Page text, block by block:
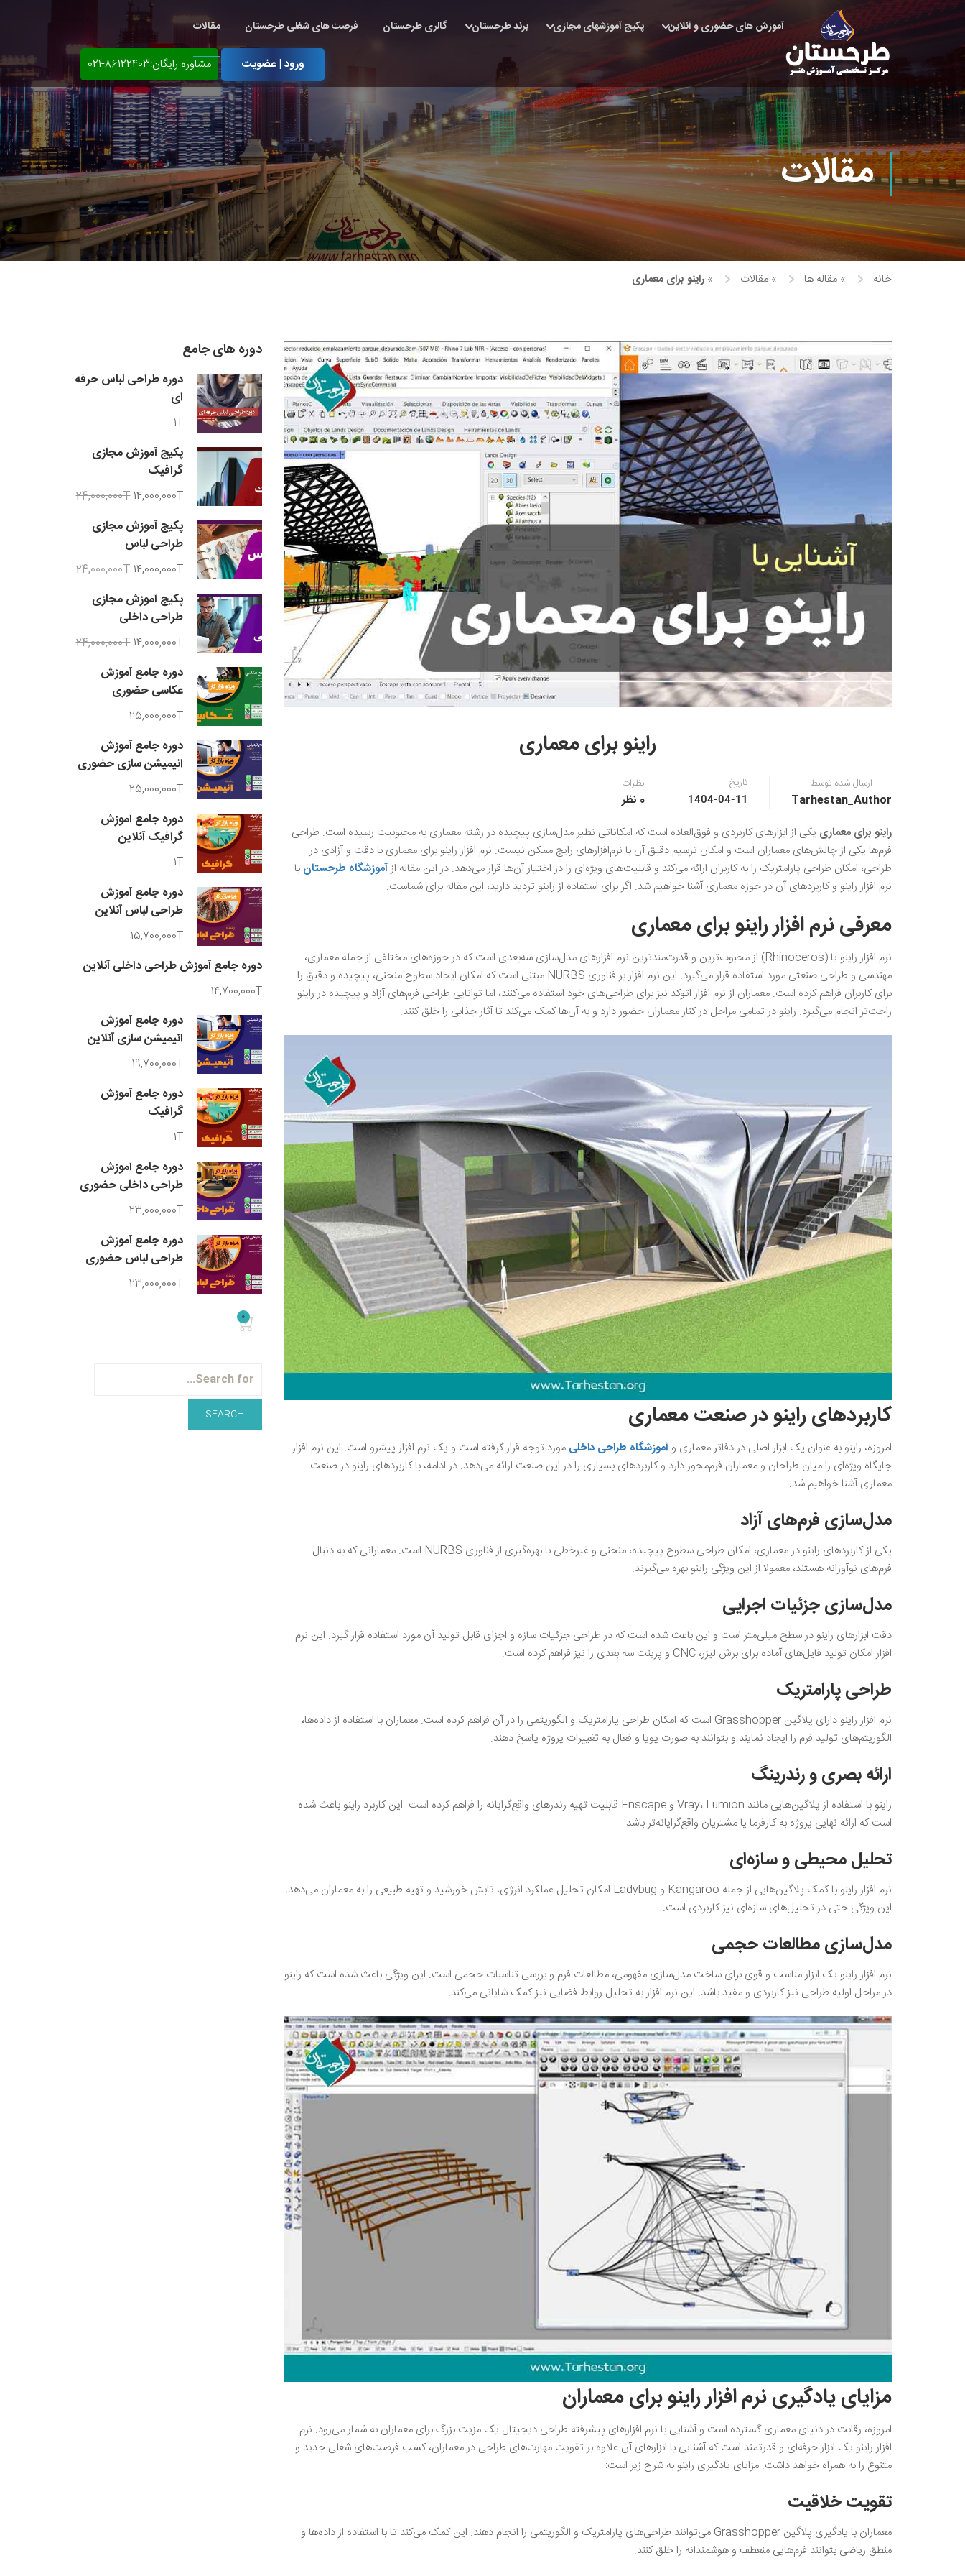
آموزش های حضوری و آنلاین پکیج آموزشهای مجازی برند طرحستان گالری طرحستان فرصت های شغلی طرحستان مقالات
ورود | عضویت مشاوره رایگان:86122403-021
مقالات
خانه » مقاله ها » مقالات » راینو برای معماری
راینو برای معماری
ارسال شده توسط
Tarhestan_Author
تاریخ
1404-04-11
نظرات
0 نظر
راینو برای معماری یکی از ابزارهای کاربردی و فوق‌العاده است که امکاناتی نظیر مدل‌سازی پیچیده در رشته معماری به محبوبیت رسیده است. طراحی
فرم‌ها یکی از چالش‌های معماران است و امکان ترسیم دقیق آن با نرم‌افزار‌های رایج ممکن نیست. نرم افزار راینو برای معماری با دقت و آزادی در
طراحی، امکان طراحی پارامتریک را به کاربران ارائه‌ می‌کند و قابلیت‌های ویژه‌ای را در اختیار آن‌ها قرار می‌دهد. در این مقاله ازآموزشگاه طرحستان با
نرم افزار راینو و کاربردهای آن در حوزه معماری آشنا خواهیم شد. اگر برای استفاده از راینو تردید دارید، این مقاله برای شماست.
معرفی نرم افزار راینو برای معماری
نرم افزار راینو یا (Rhinoceros) از محبوب‌ترین و قدرت‌مندترین نرم افزارهای مدل‌سازی سه‌بعدی است که در حوزه‌های مختلفی از جمله معماری،
مهندسی و طراحی صنعتی مورد استفاده قرار می‌گیرد. این نرم افزار بر فناوری NURBS مبتنی است که امکان ایجاد سطوح منحنی، پیچیده و دقیق را
برای کاربران فراهم کرده است. معماران از نرم افزار اتوکد نیز برای طراحی‌های خود استفاده می‌کنند، اما توانایی طراحی فرم‌های آزاد و پیچیده در راینو
راحت‌تر انجام می‌گیرد. راینو در تمامی مراحل در کنار معماران حضور دارد و به آن‌ها کمک می‌کند تا آثار جذابی را خلق کنند.
کاربردهای راینو در صنعت معماری
امروزه، راینو به عنوان یک ابزار اصلی در دفاتر معماری وآموزشگاه طراحی داخلی مورد توجه قرار گرفته است و یک نرم افزار پیشرو است. این نرم افزار
جایگاه ویژه‌ای را میان طراحان و معماران فرم‌محور دارد و کاربردهای بسیاری را در این صنعت ارائه می‌دهد. در ادامه، با کاربردهای راینو در صنعت
معماری آشنا خواهیم شد.
مدل‌سازی فرم‌های آزاد
یکی از کاربردهای راینو در معماری، امکان طراحی سطوح پیچیده، منحنی و غیرخطی با بهره‌گیری از فناوری NURBS است. معمارانی که به دنبال
فرم‌های نوآورانه هستند، معمولا از این ویژگی راینو بهره می‌گیرند.
مدل‌سازی جزئیات اجرایی
دقت ابزارهای راینو در سطح میلی‌متر است و این باعث شده است که در طراحی جزئیات سازه و اجزای قابل تولید آن مورد استفاده قرار گیرد. این نرم
افزار امکان تولید فایل‌های آماده برای برش لیزر، CNC و پرینت سه بعدی را نیز فراهم کرده است.
طراحی پارامتریک
نرم افزار راینو دارای پلاگین Grasshopper است که امکان طراحی پارامتریک و الگوریتمی را در آن فراهم کرده است. معماران با استفاده از داده‌ها،
الگوریتم‌های تولید فرم را ایجاد نمایند و بتوانند به صورت پویا و فعال به تغییرات پروژه پاسخ دهند.
ارائه بصری و رندرینگ
راینو با استفاده از پلاگین‌هایی مانند Vray، Lumion و Enscape قابلیت تهیه رندرهای واقع‌گرایانه را فراهم کرده است. این کاربرد راینو باعث شده
است که ارائه نهایی پروژه به کارفرما یا مشتریان واقع‌گرایانه‌تر باشد.
تحلیل محیطی و سازه‌ای
نرم افزار راینو با کمک پلاگین‌هایی از جمله Kangaroo و Ladybug امکان تحلیل عملکرد انرژی، تابش خورشید و تهیه طبیعی را به معماران می‌دهد.
این ویژگی حتی در تحلیل‌های سازه‌ای نیز کاربردی است.
مدل‌سازی مطالعات حجمی
نرم افزار راینو یک ابزار مناسب و قوی برای ساخت مدل‌سازی مفهومی، مطالعات فرم و بررسی تناسبات حجمی است. این ویژگی باعث شده است که راینو
در مراحل اولیه طراحی نیز کاربردی و مفید باشد. این نرم افزار به تحلیل روابط فضایی نیز کمک شایانی می‌کند.
مزایای یادگیری نرم افزار راینو برای معماران
امروزه، رقابت در دنیای معماری گسترده است و آشنایی با نرم افزارهای پیشرفته طراحی دیجیتال یک مزیت بزرگ برای معماران به شمار می‌رود. نرم
افزار راینو یک ابزار حرفه‌ای و قدرتمند است که آشنایی با ابزارهای آن علاوه بر تقویت مهارت‌های طراحی در معماران، کسب فرصت‌های شغلی جدید و
متنوع را به همراه خواهد داشت. مزایای یادگیری راینو به شرح زیر است:
تقویت خلاقیت
معماران با یادگیری پلاگین Grasshopper می‌توانند طراحی‌های پارامتریک و الگوریتمی را انجام دهند. این کمک می‌کند تا با استفاده از داده‌ها و
منطق ریاضی بتوانند فرم‌هایی منعطف و هوشمندانه را خلق کنند.
دوره های جامع
دوره طراحی لباس حرفه
ای
1T
پکیج آموزش مجازی
گرافیک
24,000,000T14,000,000T
پکیج آموزش مجازی
طراحی لباس
24,000,000T14,000,000T
پکیج آموزش مجازی
طراحی داخلی
24,000,000T14,000,000T
دوره جامع آموزش
عکاسی حضوری
25,000,000T
دوره جامع آموزش
انیمیشن سازی حضوری
25,000,000T
دوره جامع آموزش
گرافیک آنلاین
1T
دوره جامع آموزش
طراحی لباس آنلاین
15,700,000T
دوره جامع آموزش طراحی داخلی آنلاین
14,700,000T
دوره جامع آموزش
انیمیشن سازی آنلاین
19,700,000T
دوره جامع آموزش
گرافیک
1T
دوره جامع آموزش
طراحی داخلی حضوری
23,000,000T
دوره جامع آموزش
طراحی لباس حضوری
23,000,000T
0